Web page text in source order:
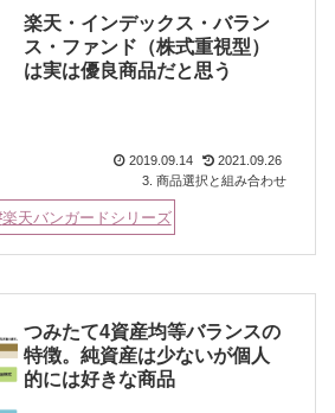
楽天・インデックス・バラン
ス・ファンド（株式重視型）
は実は優良商品だと思う
2019.09.14
2021.09.26
3. 商品選択と組み合わせ
楽天バンガードシリーズ
つみたて4資産均等バランスの
特徴。純資産は少ないが個人
的には好きな商品